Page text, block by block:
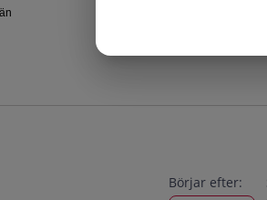
Börjar efter: